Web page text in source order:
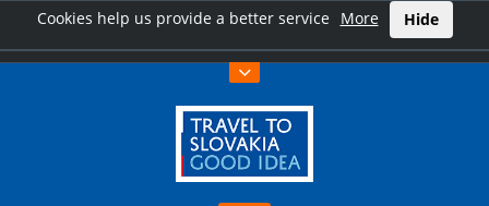
Cookies help us provide a better service More Hide